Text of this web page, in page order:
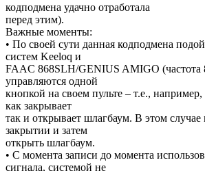
кодподмена удачно отработала
перед этим).
Важные моменты:
• По своей сути данная кодподмена
систем Keeloq и
FAAC 868SLH/GENIUS AMIGO
управляются одной
кнопкой на своем пульте – т.е.,
как закрывает
так и открывает шлагбаум. В этом случае
закрытии и затем
открыть шлагбаум.
• С момента записи до момента
сигнала, системой не